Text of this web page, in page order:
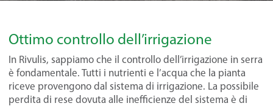
Ottimo controllo dell’irrigazione
In Rivulis, sappiamo che il controllo dell’irrigazione in serra
è fondamentale. Tutti i nutrienti e l’acqua che la pianta
riceve provengono dal sistema di irrigazione. La possibile
perdita di rese dovuta alle inefficienze del sistema è di